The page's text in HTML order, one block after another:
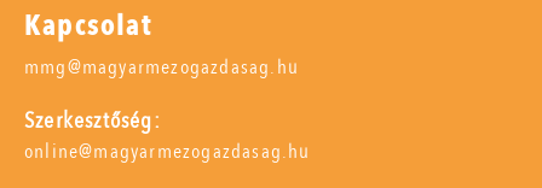
Kapcsolat
mmg@magyarmezogazdasag.hu
Szerkesztőség:
online@magyarmezogazdasag.hu